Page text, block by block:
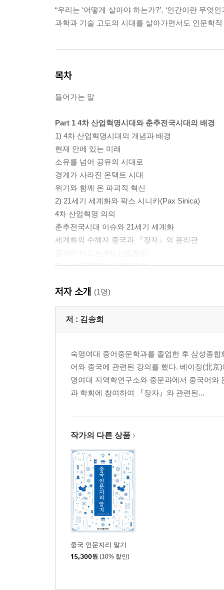
“우리는 ‘어떻게 살아야 하는가?’, ‘인간이란 무
과학과 기술 고도의 시대를 살아가면서도 인문학
목차
들어가는 말
Part 1 4차 산업혁명시대와 춘추전국시대의 배경
1) 4차 산업혁명시대의 개념과 배경
현재 안에 있는 미래
소유를 넘어 공유의 시대로
경계가 사라진 온택트 시대
위기와 함께 온 파괴적 혁신
2) 21세기 세계화와 팍스 시니카(Pax Sinica)
4차 산업혁명 의의
춘추전국시대 이슈와 21세기 세계화
세계화의 수혜자 중국과 『장자』의 윤리관
3) 신자유주의와 다문화주의
글로벌 시대의 다문화주의
다문화 담론과 복지정책
코로나 19 이후 고립주의와 보호무역주의
생태파괴와 바이러스 전쟁
『장자』의 자연사상(自然思想)과 생태환경
Part 2 『장자』의 통찰력으로 보는 4차 산업혁명
융합적 초연결과 초지능
2) 과학적 창조성으로 본 물질 세상과 가상 세상의
과학적 상상력
우주 전략과 가상세계
3) 정형화된 사고와 유교적 사고를 거부하다
새로운 지식이란 없다
『장자』, 유교적 사고를 거부하다
4) 몰입과 집중으로 천인합일(天人合一)을 좇다
성장을 위한 집중 연구
저자 소개 (1명)
저 : 김송희
숙명여대 중어중문학과를 졸업한 후 삼성종
어와 중국에 관련된 강의를 했다. 베이징(北
명여대 지역학연구소와 중문과에서 중국어
과 학회에 참여하여 『장자』와 관련된...
작가의 다른 상품
중국 인문지리 알기
15,300원 (10% 할인)